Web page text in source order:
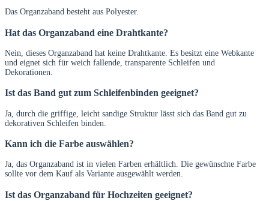
Das Organzaband besteht aus Polyester.
Hat das Organzaband eine Drahtkante?
Nein, dieses Organzaband hat keine Drahtkante. Es besitzt eine Webkante
und eignet sich für weich fallende, transparente Schleifen und
Dekorationen.
Ist das Band gut zum Schleifenbinden geeignet?
Ja, durch die griffige, leicht sandige Struktur lässt sich das Band gut zu
dekorativen Schleifen binden.
Kann ich die Farbe auswählen?
Ja, das Organzaband ist in vielen Farben erhältlich. Die gewünschte Farbe
sollte vor dem Kauf als Variante ausgewählt werden.
Ist das Organzaband für Hochzeiten geeignet?